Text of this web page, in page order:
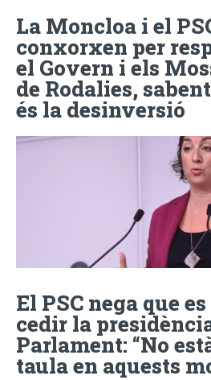
La Moncloa i el
conxorxen per
el Govern i els
de Rodalies,
és la desinversió
El PSC nega que
cedir la
Parlament: “No
taula en aquests